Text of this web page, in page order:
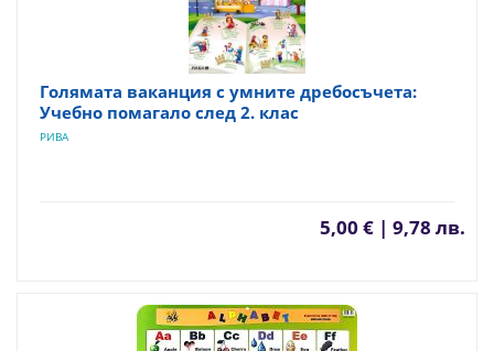
Голямата ваканция с умните дребосъчета:
Учебно помагало след 2. клас
РИВА
5,00 € | 9,78 лв.